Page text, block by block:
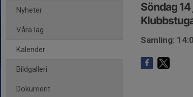
Nyheter
Våra lag
Kalender
Bildgalleri
Dokument
Söndag
Samling: